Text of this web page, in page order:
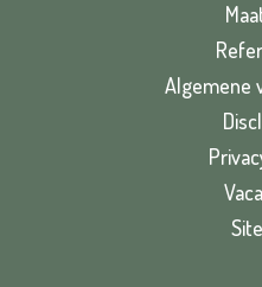
Algemene